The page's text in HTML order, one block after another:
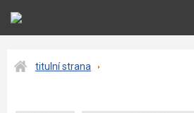
titulní strana